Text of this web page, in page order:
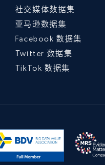
社交媒体数据集
亚马逊数据集
Facebook 数据集
Twitter 数据集
TikTok 数据集